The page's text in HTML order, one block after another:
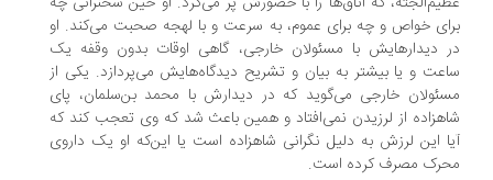
خواص و چه برای عموم، به سرعت و با لهجه صحبت می‌کند. او
دیدارهایش با مسئولان خارجی، گاهی اوقات بدون وقفه یک
و یا بیشتر به بیان و تشریح دیدگاه‌هایش می‌پردازد. یکی از
خارجی می‌گوید که در دیدارش با محمد بن‌سلمان، پای
از لرزیدن نمی‌افتاد و همین باعث شد که وی تعجب کند که
این لرزش به دلیل نگرانی شاهزاده است یا این‌که او یک داروی
مصرف کرده است.